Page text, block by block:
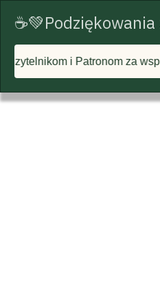
za wsparcie rozwoju